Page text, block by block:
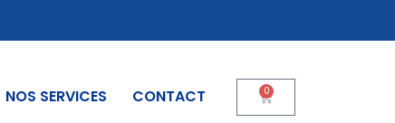
NOS SERVICES CONTACT 0